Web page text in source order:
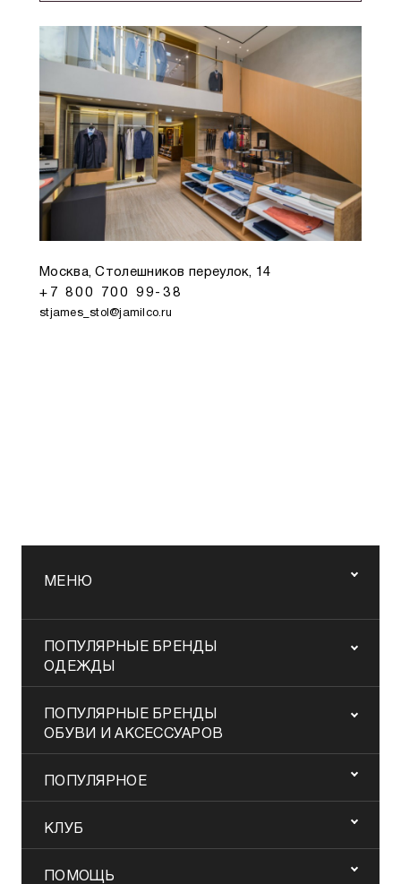
Москва, Столешников переулок, 14
+7 800 700 99-38
stjames_stol@jamilco.ru
МЕНЮ
ПОПУЛЯРНЫЕ БРЕНДЫ
ОДЕЖДЫ
ПОПУЛЯРНЫЕ БРЕНДЫ
ОБУВИ И АКСЕССУАРОВ
ПОПУЛЯРНОЕ
КЛУБ
ПОМОЩЬ